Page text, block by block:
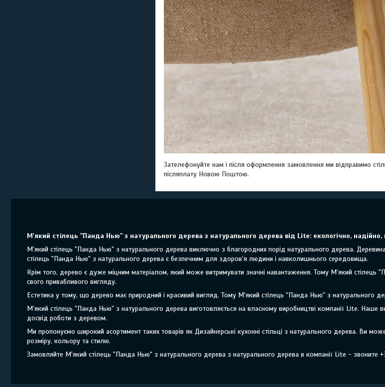
Зателефонуйте нам і після оформлення замовлення ми відправимо
післяплату Новою Поштою.
М'який стілець "Панда Нью" з натурального дерева з натурального дерева від Lite: екологічно, надійно,
М'який стілець "Панда Нью" з натурального дерева виключно з благородних порід натурального дерева.
стілець "Панда Нью" з натурального дерева є безпечним для здоров'я людини і навколишнього середовища.
Крім того, дерево є дуже міцним матеріалом, який може витримувати значні навантаження. Тому М'який
свого привабливого вигляду.
Естетика у тому, що дерево має природний і красивий вигляд. Тому М'який стілець "Панда Нью" з натурального
М'який стілець "Панда Нью" з натурального дерева виготовляється на власному виробництві компанії Lite. Наше
досвід роботи з деревом.
Ми пропонуємо широкий асортимент таких товарів як Дизайнерські кухонні стільці з натурального дерева. Ви
розміру, кольору та стилю.
Замовляйте М'який стілець "Панда Нью" з натурального дерева з натурального дерева в компанії Lite -